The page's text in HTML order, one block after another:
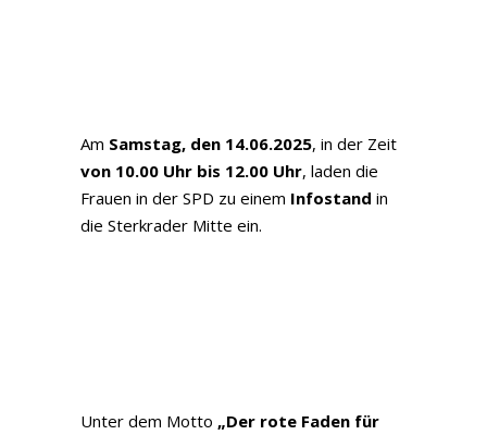
Am Samstag, den 14.06.2025, in der Zeit
von 10.00 Uhr bis 12.00 Uhr, laden die
Frauen in der SPD zu einem Infostand in
die Sterkrader Mitte ein.
Unter dem Motto „Der rote Faden für